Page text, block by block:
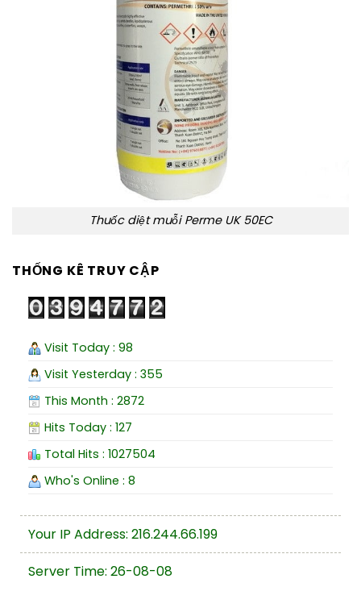
Thuốc diệt muỗi Perme UK 50EC
THỐNG KÊ TRUY CẬP
Visit Today : 98
Visit Yesterday : 355
This Month : 2872
Hits Today : 127
Total Hits : 1027504
Who's Online : 8
Your IP Address: 216.244.66.199
Server Time: 26-08-08